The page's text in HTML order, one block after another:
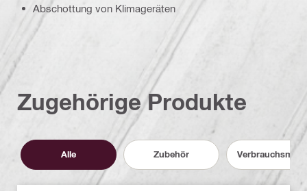
Abschottung von Klimageräten
Zugehörige Produkte
Alle Zubehör